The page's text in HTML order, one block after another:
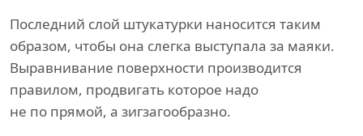
Последний слой штукатурки наносится таким
образом, чтобы она слегка выступала за маяки.
Выравнивание поверхности производится
правилом, продвигать которое надо
не по прямой, а зигзагообразно.